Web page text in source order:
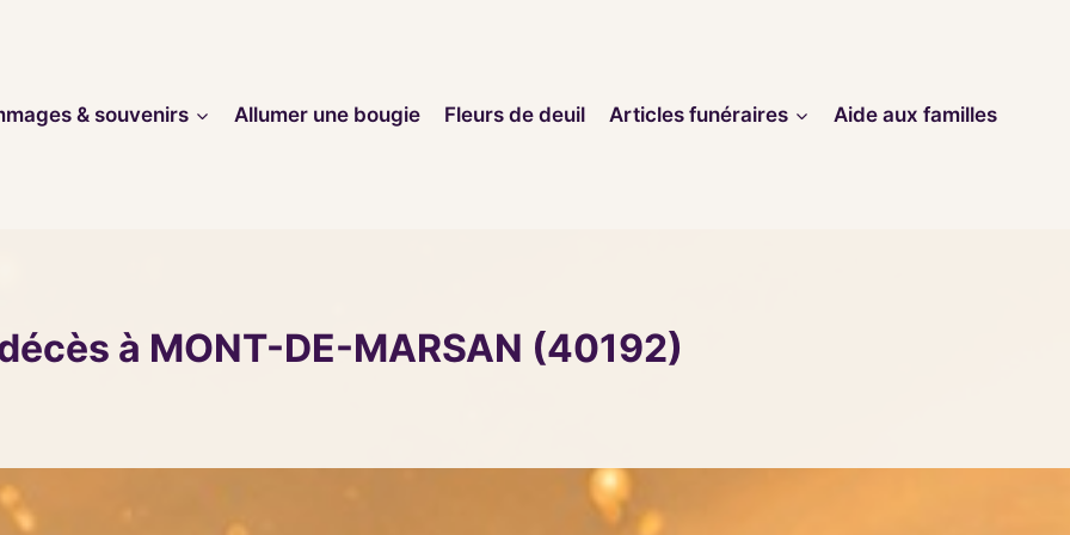
& souvenirs
Allumer une bougie Fleurs de deuil Articles funéraires Aide aux familles
à MONT-DE-MARSAN (40192)